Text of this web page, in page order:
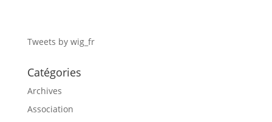
Tweets by wig_fr
Catégories
Archives
Association